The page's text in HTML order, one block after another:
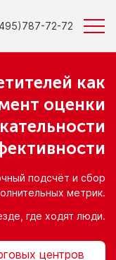
72-72
как
оценки
подсчёт и сбор
метрик.
где ходят люди.
центров